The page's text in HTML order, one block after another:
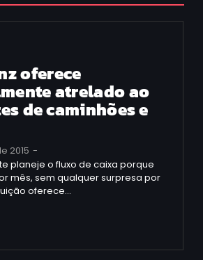
oferece
atrelado ao
de caminhões e
2015 -
planeje o fluxo de caixa porque
mês, sem qualquer surpresa por
oferece…